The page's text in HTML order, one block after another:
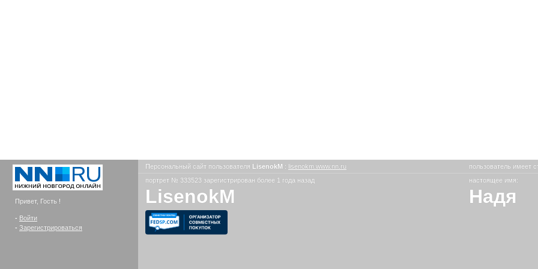
Привет, Гость !
- Войти
- Зарегистрироваться
Персональный сайт пользователя LisenokM : lisenokm.www.nn.ru пользователь имеет
портрет № 333523 зарегистрирован более 1 года назад
LisenokM
настоящее имя:
Надя